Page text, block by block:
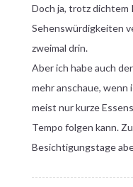
Doch ja, trotz dichtem
Sehenswürdigkeiten
zweimal drin.
Aber ich habe auch
mehr anschaue, wenn
meist nur kurze
Tempo folgen kann.
Besichtigungstage